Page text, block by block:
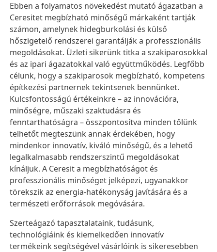
Ebben a folyamatos növekedést mutató ágazatban a
Ceresitet megbízható minőségű márkaként tartják
számon, amelynek hidegburkolási és külső
hőszigetelő rendszerei garantálják a professzionális
megoldásokat. Üzleti sikerünk titka a szakiparosokkal
és az ipari ágazatokkal való együttműködés. Legfőbb
célunk, hogy a szakiparosok megbízható, kompetens
építkezési partnernek tekintsenek bennünket.
Kulcsfontosságú értékeinkre – az innovációra,
minőségre, műszaki szaktudásra és
fenntarthatóságra – összpontosítva minden tőlünk
telhetőt megteszünk annak érdekében, hogy
mindenkor innovatív, kiváló minőségű, és a lehető
legalkalmasabb rendszerszintű megoldásokat
kínáljuk. A Ceresit a megbízhatóságot és
professzionális minőséget jelképezi, ugyanakkor
törekszik az energia-hatékonyság javítására és a
természeti erőforrások megóvására.
Szerteágazó tapasztalataink, tudásunk,
technológiáink és kiemelkedően innovatív
termékeink segítségével vásárlóink is sikeresebben